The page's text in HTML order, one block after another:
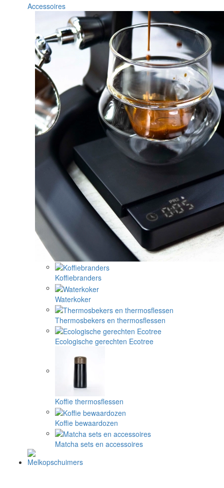
Accessoires
Koffiebranders
Waterkoker
Thermosbekers en thermosflessen
Ecologische gerechten Ecotree
Koffie thermosflessen
Koffie bewaardozen
Matcha sets en accessoires